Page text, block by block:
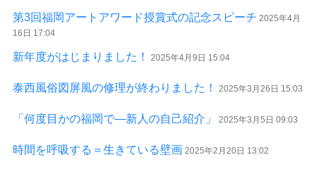
第3回福岡アートアワード授賞式の記念スピーチ 2025年4月
16日 17:04
新年度がはじまりました！ 2025年4月9日 15:04
泰西風俗図屏風の修理が終わりました！ 2025年3月26日 15:03
「何度目かの福岡で―新人の自己紹介」 2025年3月5日 09:03
時間を呼吸する＝生きている壁画 2025年2月20日 13:02